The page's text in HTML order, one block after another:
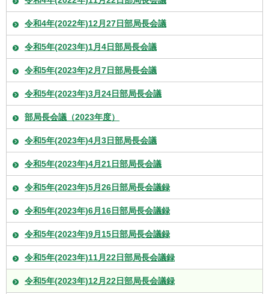
令和4年(2022年)12月27日部局長会議
令和5年(2023年)1月4日部局長会議
令和5年(2023年)2月7日部局長会議
令和5年(2023年)3月24日部局長会議
部局長会議（2023年度）
令和5年(2023年)4月3日部局長会議
令和5年(2023年)4月21日部局長会議
令和5年(2023年)5月26日部局長会議録
令和5年(2023年)6月16日部局長会議録
令和5年(2023年)9月15日部局長会議録
令和5年(2023年)11月22日部局長会議録
令和5年(2023年)12月22日部局長会議録